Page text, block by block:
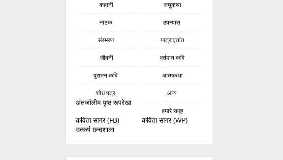
कहानी लघुकथा
नाटक उपन्यास
संस्मरण यात्रावृतांत
जीवनी वर्तमान कवि
पुरातन कवि आत्मकथा
शोध पत्र अन्य
अंतर्जालीय पृष्ठ रूपरेखा
हमारे समूह
कविता सागर (FB)
कविता सागर (WP)
उत्कर्ष छन्दशाला